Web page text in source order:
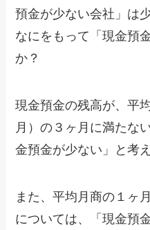
預金が少ない会社」は
なにをもって「現金預
か？
現金預金の残高が、平
月）の３ヶ月に満たな
金預金が少ない」と考
また、平均月商の１ヶ
については、「現金預